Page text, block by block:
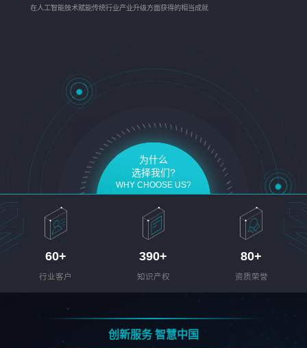
在人工智能技术赋能传统行业产业升级方面获得的相当成就
为什么
选择我们?
WHY CHOOSE US?
60+
行业客户
390+
知识产权
80+
资质荣誉
创新服务 智慧中国